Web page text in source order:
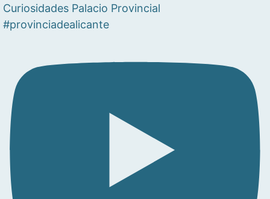
Curiosidades Palacio Provincial
#provinciadealicante